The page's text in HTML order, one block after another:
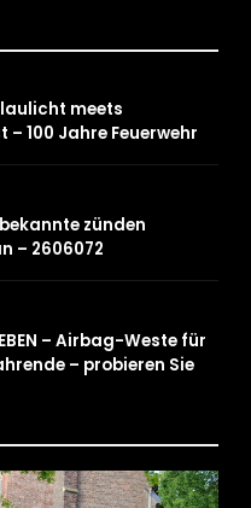
meets
– 100 Jahre Feuerwehr
zünden
– 2606072
– Airbag-Weste für
– probieren Sie es